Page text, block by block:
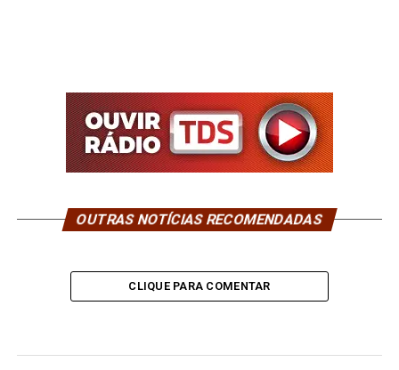
OUTRAS NOTÍCIAS RECOMENDADAS
CLIQUE PARA COMENTAR